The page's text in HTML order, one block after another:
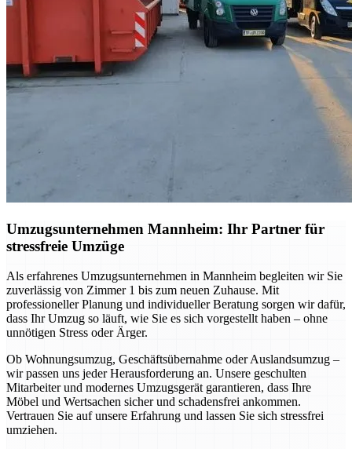
Umzugsunternehmen Mannheim: Ihr Partner für
stressfreie Umzüge
Als erfahrenes Umzugsunternehmen in Mannheim begleiten wir Sie
zuverlässig von Zimmer 1 bis zum neuen Zuhause. Mit
professioneller Planung und individueller Beratung sorgen wir dafür,
dass Ihr Umzug so läuft, wie Sie es sich vorgestellt haben – ohne
unnötigen Stress oder Ärger.
Ob Wohnungsumzug, Geschäftsübernahme oder Auslandsumzug –
wir passen uns jeder Herausforderung an. Unsere geschulten
Mitarbeiter und modernes Umzugsgerät garantieren, dass Ihre
Möbel und Wertsachen sicher und schadensfrei ankommen.
Vertrauen Sie auf unsere Erfahrung und lassen Sie sich stressfrei
umziehen.